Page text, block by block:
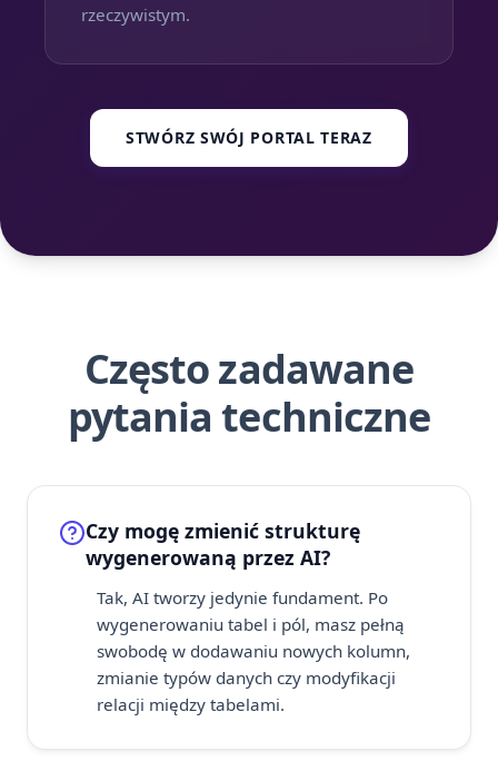
rzeczywistym.
STWÓRZ SWÓJ PORTAL TERAZ
Często zadawane
pytania techniczne
Czy mogę zmienić strukturę
wygenerowaną przez AI?
Tak, AI tworzy jedynie fundament. Po
wygenerowaniu tabel i pól, masz pełną
swobodę w dodawaniu nowych kolumn,
zmianie typów danych czy modyfikacji
relacji między tabelami.